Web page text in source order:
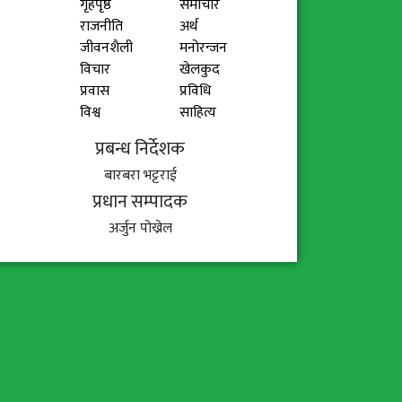
गृहपृष्ठ
समाचार
राजनीति
अर्थ
जीवनशैली
मनोरन्जन
विचार
खेलकुद
प्रवास
प्रविधि
विश्व
साहित्य
प्रबन्ध निर्देशक
बारबरा भट्टराई
प्रधान सम्पादक
अर्जुन पोख्रेल